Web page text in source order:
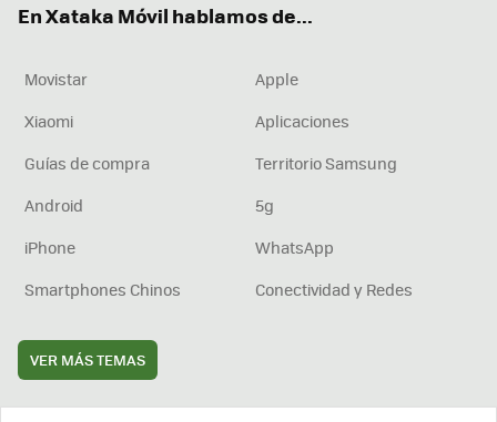
En Xataka Móvil hablamos de...
Movistar
Apple
Xiaomi
Aplicaciones
Guías de compra
Territorio Samsung
Android
5g
iPhone
WhatsApp
Smartphones Chinos
Conectividad y Redes
VER MÁS TEMAS